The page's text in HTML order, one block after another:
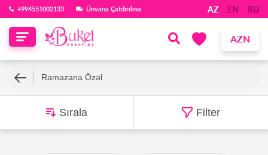
‪+994551002133‬ Ünvana Çatdırılma AZ EN RU
AZN
Ramazana Özəl
Sırala Filter